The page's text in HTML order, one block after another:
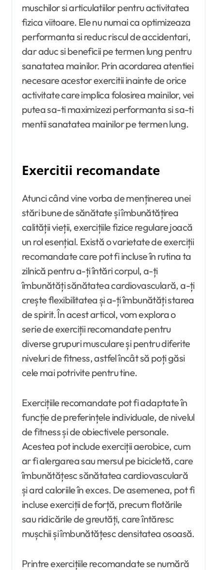
muschilor si articulatiilor pentru activitatea
fizica viitoare. Ele nu numai ca optimizeaza
performanta si reduc riscul de accidentari,
dar aduc si beneficii pe termen lung pentru
sanatatea mainilor. Prin acordarea atentiei
necesare acestor exercitii inainte de orice
activitate care implica folosirea mainilor, vei
putea sa-ti maximizezi performanta si sa-ti
mentii sanatatea mainilor pe termen lung.
Exercitii recomandate
Atunci când vine vorba de menținerea unei
stări bune de sănătate și îmbunătățirea
calității vieții, exercițiile fizice regulare joacă
un rol esențial. Există o varietate de exerciții
recomandate care pot fi incluse în rutina ta
zilnică pentru a-ți întări corpul, a-ți
îmbunătăți sănătatea cardiovasculară, a-ți
crește flexibilitatea și a-ți îmbunătăți starea
de spirit. În acest articol, vom explora o
serie de exerciții recomandate pentru
diverse grupuri musculare și pentru diferite
niveluri de fitness, astfel încât să poți găsi
cele mai potrivite pentru tine.
Exercițiile recomandate pot fi adaptate în
funcție de preferințele individuale, de nivelul
de fitness și de obiectivele personale.
Acestea pot include exerciții aerobice, cum
ar fi alergarea sau mersul pe bicicletă, care
îmbunătățesc sănătatea cardiovasculară
și ard caloriile în exces. De asemenea, pot fi
incluse exerciții de forță, precum flotările
sau ridicările de greutăți, care întăresc
mușchii și îmbunătățesc densitatea osoasă.
Printre exercițiile recomandate se numără